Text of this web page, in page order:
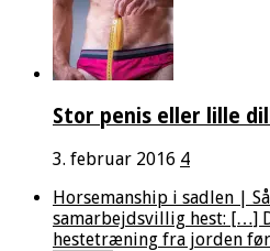
Stor penis eller lille
3. februar 2016 4
Horsemanship i sadlen |
samarbejdsvillig hest: […]
hestetræning fra jorden